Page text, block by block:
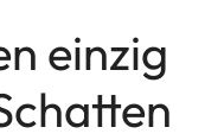
einzig